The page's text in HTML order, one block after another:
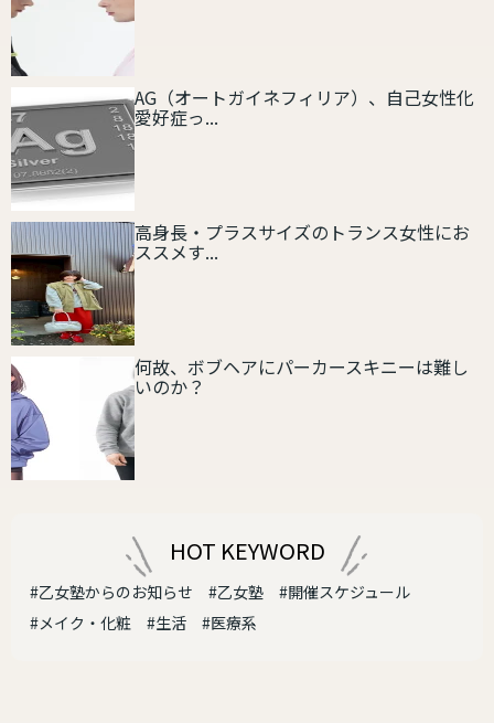
AG（オートガイネフィリア）、自己女性化
愛好症っ...
高身長・プラスサイズのトランス女性にお
ススメす...
何故、ボブヘアにパーカースキニーは難し
いのか？
HOT KEYWORD
#乙女塾からのお知らせ #乙女塾
#開催スケジュール
#メイク・化粧
#生活 #医療系